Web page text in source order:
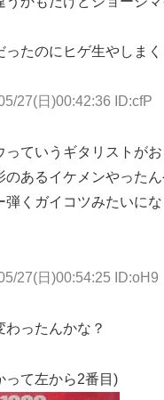
ったのにヒゲ生やしま
27(日)00:42:36 ID:cfP
っていうギタリストが
のあるイケメンやった
くガイコツみたいにな
27(日)00:54:25 ID:oH9
ったんかな？
って左から2番目)